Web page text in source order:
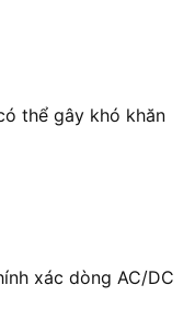
thể gây khó khăn
xác dòng AC/DC